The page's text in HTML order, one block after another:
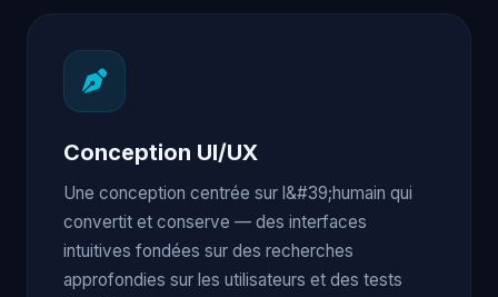
Conception UI/UX
Une conception centrée sur l&#39;humain qui
convertit et conserve — des interfaces
intuitives fondées sur des recherches
approfondies sur les utilisateurs et des tests